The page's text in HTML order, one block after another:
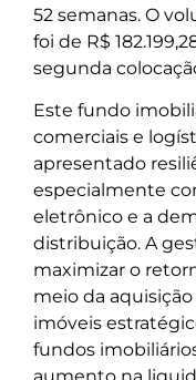
52 semanas. O
foi de R$
segunda
Este fundo
comerciais e
apresentado
especialmente
eletrônico e a
distribuição. A
maximizar o
meio da
imóveis
fundos